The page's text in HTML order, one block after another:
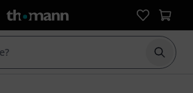
Suche